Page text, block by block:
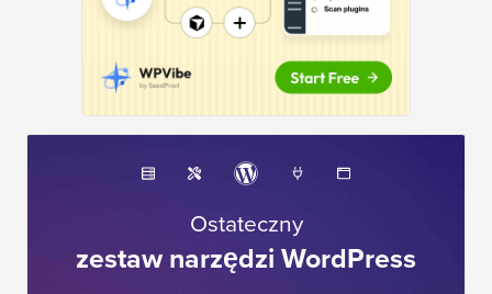
Ostateczny
zestaw narzędzi WordPress